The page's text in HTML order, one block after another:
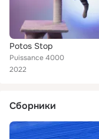
Potos Stop
Puissance 4000
2022
Сборники